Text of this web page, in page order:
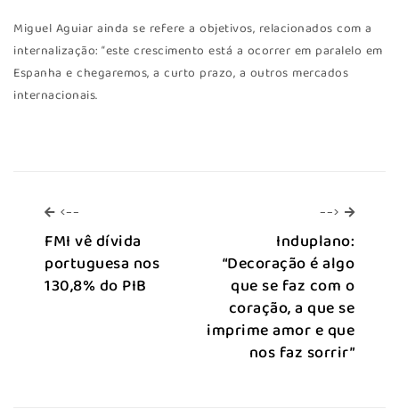
Miguel Aguiar ainda se refere a objetivos, relacionados com a
internalização: “este crescimento está a ocorrer em paralelo em
Espanha e chegaremos, a curto prazo, a outros mercados
internacionais.
<--
FMI vê dívida
portuguesa nos
130,8% do PIB
--> -->
Induplano:
“Decoração é algo
que se faz com o
coração, a que se
imprime amor e que
nos faz sorrir”